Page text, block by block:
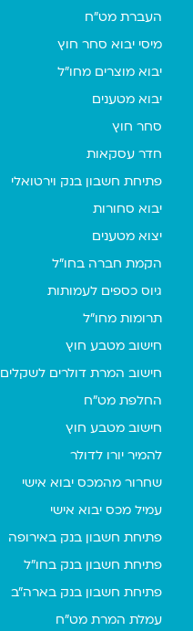
העברת מט"ח
מיסי יבוא סחר חוץ
יבוא מוצרים מחו"ל
יבוא מטענים
סחר חוץ
חדר עסקאות
פתיחת חשבון בנק וירטואלי
יבוא סחורות
יצוא מטענים
הקמת חברה בחו"ל
גיוס כספים לעמותות
תרומות מחו"ל
חישוב מטבע חוץ
חישוב המרת דולרים לשקלים
החלפת מט"ח
חישוב מטבע חוץ
להמיר יורו לדולר
שחרור מהמכס יבוא אישי
עמיל מכס יבוא אישי
פתיחת חשבון בנק באירופה
פתיחת חשבון בנק בחו"ל
פתיחת חשבון בנק בארה"ב
עמלת המרת מט"ח